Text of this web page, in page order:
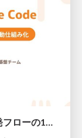
使いながら育てる Claude Code — 開発フローの1コマンド化 × 繰り返し指摘の自動仕組み化